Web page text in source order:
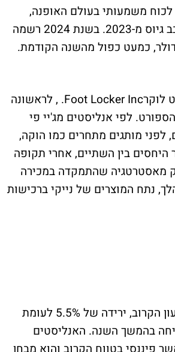
גריד, הפכה לכוח משמעותי בעולם האופנה,
ונחשבת ל"חברת יוניקורן" עם הערכת שווי של 4 מיליארד דולר בסבב גיוס מ-2023. בשנת 2024 רשמה
לוקרFoot Locker Inc. , לראשונה
לפי אנליסטים מג'יי פי
לפני מותגים מתחרים כמו הוקה,
היחסים בין השתיים, אחרי תקופה
מאסטרטגיה שהתמקדה במכירה
נתח המוצרים של נייקי ברכישות
לפי התחזיות נייקי צפויה להציג הכנסות של 11 מיליארד דולר ברבעון הקרוב, ירידה של 5.5% לעומת
בהמשך השנה. האנליסטים